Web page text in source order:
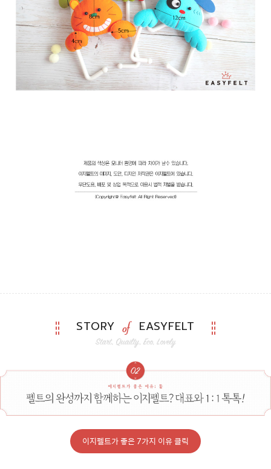
STORY EASYFELT
이지펠트가 좋은 7가지 이유 클릭